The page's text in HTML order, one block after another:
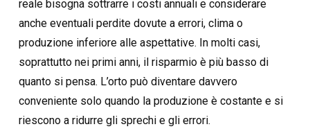
reale bisogna sottrarre i costi annuali e considerare
anche eventuali perdite dovute a errori, clima o
produzione inferiore alle aspettative. In molti casi,
soprattutto nei primi anni, il risparmio è più basso di
quanto si pensa. L’orto può diventare davvero
conveniente solo quando la produzione è costante e si
riescono a ridurre gli sprechi e gli errori.